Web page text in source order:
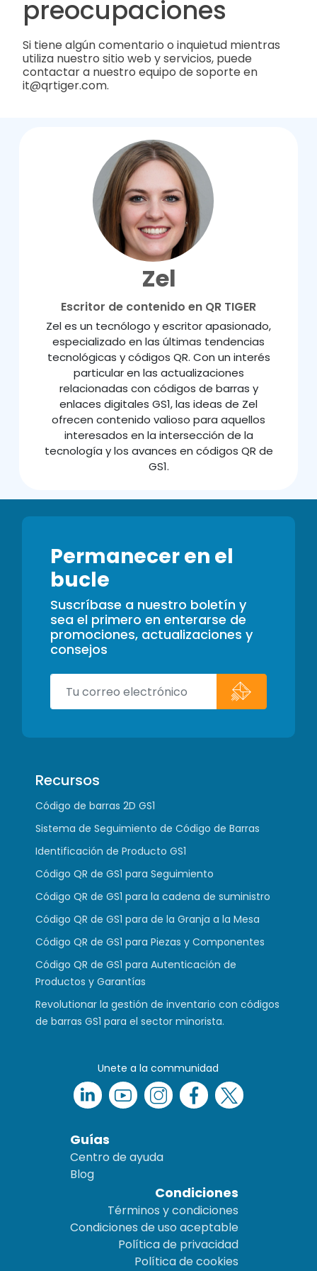
preocupaciones
Si tiene algún comentario o inquietud mientras
utiliza nuestro sitio web y servicios, puede
contactar a nuestro equipo de soporte en
it@qrtiger.com.
Zel
Escritor de contenido en QR TIGER
Zel es un tecnólogo y escritor apasionado,
especializado en las últimas tendencias
tecnológicas y códigos QR. Con un interés
particular en las actualizaciones
relacionadas con códigos de barras y
enlaces digitales GS1, las ideas de Zel
ofrecen contenido valioso para aquellos
interesados en la intersección de la
tecnología y los avances en códigos QR de
GS1.
Permanecer en el
bucle
Suscríbase a nuestro boletín y
sea el primero en enterarse de
promociones, actualizaciones y
consejos
Recursos
Código de barras 2D GS1
Sistema de Seguimiento de Código de Barras
Identificación de Producto GS1
Código QR de GS1 para Seguimiento
Código QR de GS1 para la cadena de suministro
Código QR de GS1 para de la Granja a la Mesa
Código QR de GS1 para Piezas y Componentes
Código QR de GS1 para Autenticación de
Productos y Garantías
Revolutionar la gestión de inventario con códigos
de barras GS1 para el sector minorista.
Unete a la communidad
Guías
Centro de ayuda
Blog
Condiciones
Términos y condiciones
Condiciones de uso aceptable
Política de privacidad
Política de cookies